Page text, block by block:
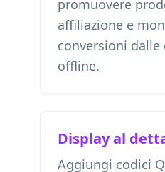
promuovere
affiliazione e
conversioni dalle
offline.
Display al
Aggiungi codici